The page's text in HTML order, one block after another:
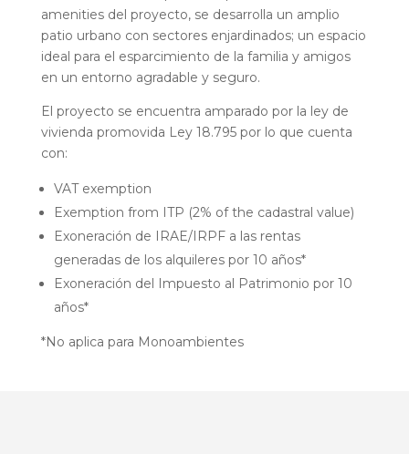
amenities del proyecto, se desarrolla un amplio
patio urbano con sectores enjardinados; un espacio
ideal para el esparcimiento de la familia y amigos
en un entorno agradable y seguro.
El proyecto se encuentra amparado por la ley de
vivienda promovida Ley 18.795 por lo que cuenta
con:
VAT exemption
Exemption from ITP (2% of the cadastral value)
Exoneración de IRAE/IRPF a las rentas
generadas de los alquileres por 10 años*
Exoneración del Impuesto al Patrimonio por 10
años*
*No aplica para Monoambientes